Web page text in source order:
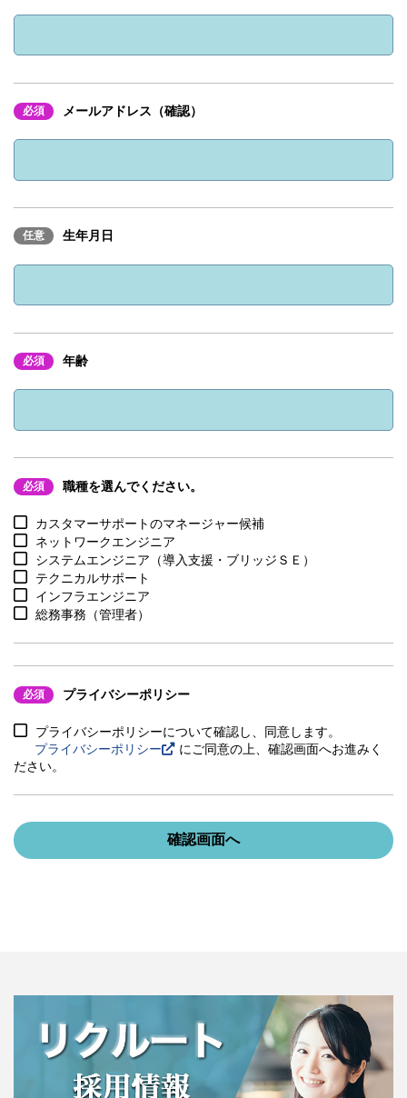
応募書類
ダウンロード）
sc.co.jp/recruit/mid-career-recruit-
お問合せ先
応募書類
ダウンロード）
お問合せ先
電話番号：0985-30-5050
必須 メールアドレス（確認）
任意 生年月日
必須 年齢
必須 職種を選んでください。
カスタマーサポートのマネージャー候補
ネットワークエンジニア
システムエンジニア（導入支援・ブリッジＳＥ）
テクニカルサポート
インフラエンジニア
総務事務（管理者）
必須 プライバシーポリシー
プライバシーポリシーについて確認し、同意します。
プライバシーポリシー
にご同意の上、確認画面へお進みく
ださい。